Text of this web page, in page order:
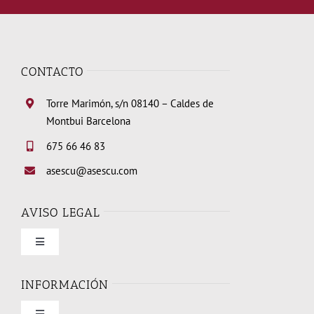
CONTACTO
Torre Marimón, s/n 08140 – Caldes de
Montbui Barcelona
675 66 46 83
asescu@asescu.com
AVISO LEGAL
Toggle
Condiciones de uso
INFORMACIÓN